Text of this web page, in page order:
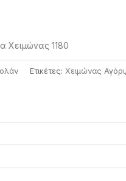
Χειμώνας 1180
Ετικέτες: Χειμώνας Αγόρι,